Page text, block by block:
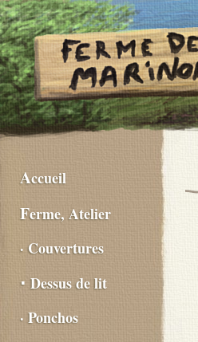
Accueil
Ferme, Atelier
· Couvertures
⋅ Dessus de lit
· Ponchos